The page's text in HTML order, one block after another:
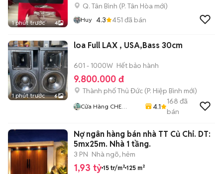
1 phút trước 4
Q. Tân Bình (P. Tân Hòa mới)
Huy 4.3 451 đã bán
1 phút trước 6
loa Full LAX , USA,Bass 30cm
601 - 1000W Hết bảo hành
9.800.000 đ
Thành phố Thủ Đức (P. Hiệp Bình mới)
Cửa Hàng CHE
4.1
168 đã
bán
Nợ ngân hàng bán nhà TT Củ Chi. DT:
5mx25m. Nhà 1 tầng.
3 PN Nhà ngõ, hẻm
1,93 tỷ 15 tr/m² 125 m²